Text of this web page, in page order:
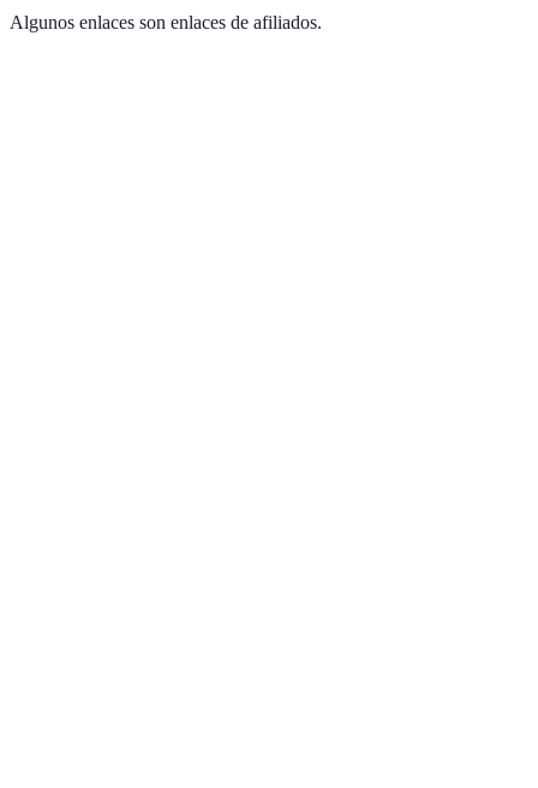
Algunos enlaces son enlaces de afiliados.